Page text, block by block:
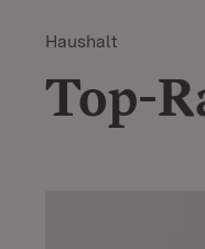
Haushalt
Top-